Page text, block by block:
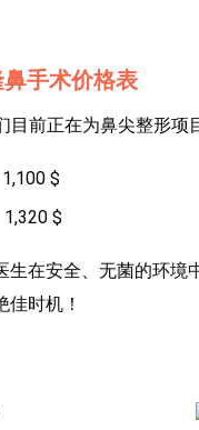
手术价格表
目前正在为鼻尖整形项
1,100 $
1,320 $
生在安全、无菌的环
时机！